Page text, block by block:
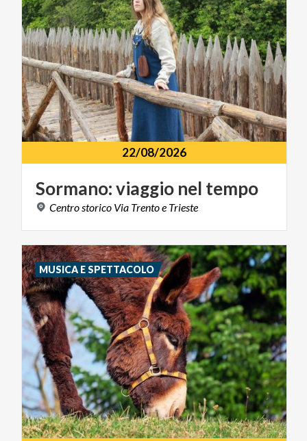
22/08/2026
Sormano:viaggio nel tempo
Centrostorico Via Trentoe Trieste
MUSICA E SPETTACOLO